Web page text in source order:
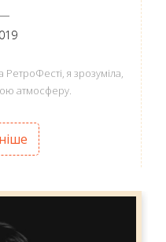
я зрозуміла,
атмосферу.